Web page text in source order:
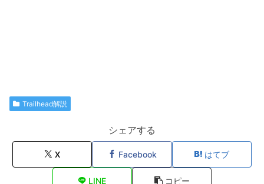
Trailhead解説
シェアする
X Facebook はてブ
LINE コピー